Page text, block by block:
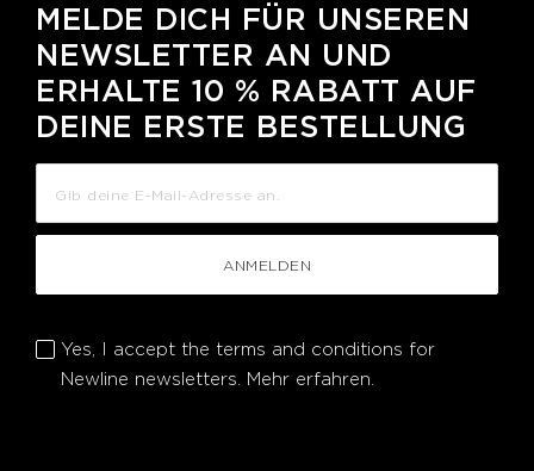
MELDE DICH FÜR UNSEREN
NEWSLETTER AN UND
ERHALTE 10 % RABATT AUF
DEINE ERSTE BESTELLUNG
ANMELDEN
Yes, I accept the terms and conditions for
Newline newsletters. Mehr erfahren.